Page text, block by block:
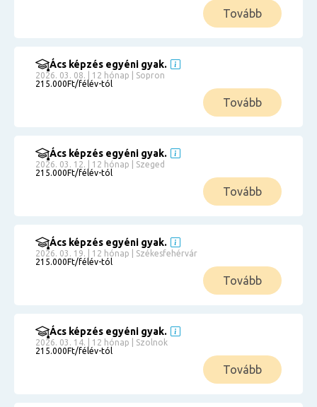
Tovább
Ács képzés egyéni gyak.
2026. 03. 08. | 12 hónap | Sopron
215.000Ft/félév-tól
Tovább
Ács képzés egyéni gyak.
2026. 03. 12. | 12 hónap | Szeged
215.000Ft/félév-tól
Tovább
Ács képzés egyéni gyak.
2026. 03. 19. | 12 hónap | Székesfehérvár
215.000Ft/félév-tól
Tovább
Ács képzés egyéni gyak.
2026. 03. 14. | 12 hónap | Szolnok
215.000Ft/félév-tól
Tovább